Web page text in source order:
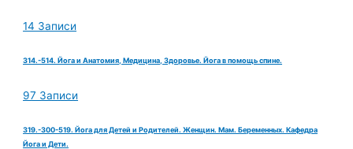
14 Записи
314.-514. Йога и Анатомия, Медицина, Здоровье. Йога в помощь спине.
97 Записи
319.-300-519. Йога для Детей и Родителей. Женщин. Мам. Беременных. Кафедра
Йога и Дети.